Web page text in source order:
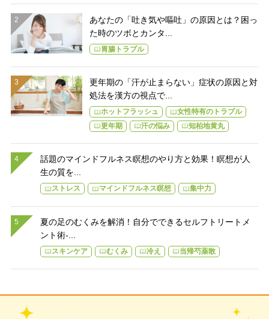
あなたの「吐き気や嘔吐」の原因とは？困っ
た時のツボとカンタ...
胃腸トラブル
更年期の「汗が止まらない」症状の原因と対
処法を漢方の視点で...
ホットフラッシュ
女性特有のトラブル
更年期
汗の悩み 知柏地黄丸
話題のマインドフルネス瞑想のやり方と効果！瞑想が人
生の質を...
ストレス マインドフルネス瞑想 集中力
夏の足のむくみを解消！自分でできるセルフトリートメ
ント術-...
スキンケア むくみ 冷え 当帰芍薬散